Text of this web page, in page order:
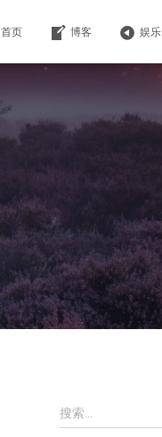
首页 博客 娱乐
搜
索
搜索…